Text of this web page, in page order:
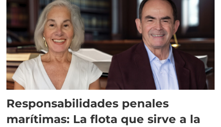
Responsabilidades penales
marítimas: La flota que sirve a la